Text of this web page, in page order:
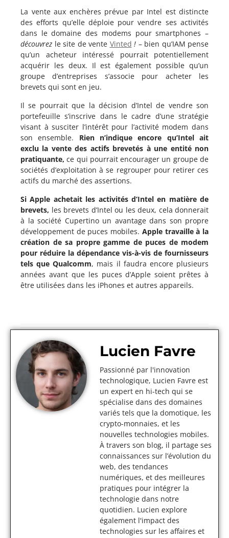
La vente aux enchères prévue par Intel est distincte
des efforts qu’elle déploie pour vendre ses activités
dans le domaine des modems pour smartphones –
découvrez le site de vente Vinted ! – bien qu’IAM pense
qu’un acheteur intéressé pourrait potentiellement
acquérir les deux. Il est également possible qu’un
groupe d’entreprises s’associe pour acheter les
brevets qui sont en jeu.
Il se pourrait que la décision d’Intel de vendre son
portefeuille s’inscrive dans le cadre d’une stratégie
visant à susciter l’intérêt pour l’activité modem dans
son ensemble. Rien n’indique encore qu’Intel ait
exclu la vente des actifs brevetés à une entité non
pratiquante, ce qui pourrait encourager un groupe de
sociétés d’exploitation à se regrouper pour retirer ces
actifs du marché des assertions.
Si Apple achetait les activités d’Intel en matière de
brevets, les brevets d’Intel ou les deux, cela donnerait
à la société Cupertino un avantage dans son propre
développement de puces mobiles. Apple travaille à la
création de sa propre gamme de puces de modem
pour réduire la dépendance vis-à-vis de fournisseurs
tels que Qualcomm, mais il faudra encore plusieurs
années avant que les puces d’Apple soient prêtes à
être utilisées dans les iPhones et autres appareils.
Lucien Favre
Passionné par l'innovation
technologique, Lucien Favre est
un expert en hi-tech qui se
spécialise dans des domaines
variés tels que la domotique, les
crypto-monnaies, et les
nouvelles technologies mobiles.
À travers son blog, il partage ses
connaissances sur l’évolution du
web, des tendances
numériques, et des meilleures
pratiques pour intégrer la
technologie dans notre
quotidien. Lucien explore
également l'impact des
technologies sur les affaires et